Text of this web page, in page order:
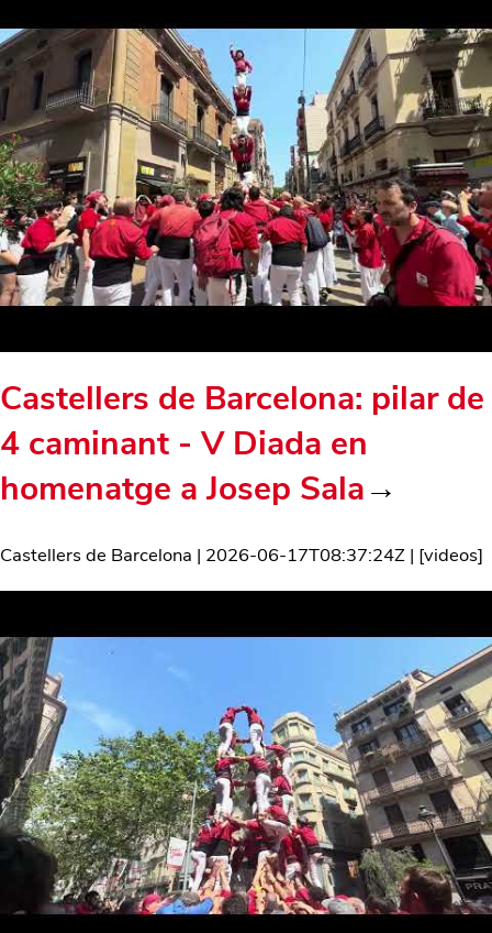
Castellers de Barcelona: pilar de
4 caminant - V Diada en
homenatge a Josep Sala→
Castellers de Barcelona | 2026-06-17T08:37:24Z | [videos]